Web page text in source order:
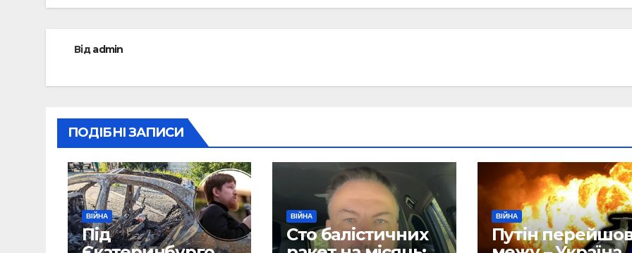
Відadmin
ПОДІБНІ ЗАПИСИ
ВІЙНА
Під
ВІЙНА
Сто балістичних
ВІЙНА
Путін